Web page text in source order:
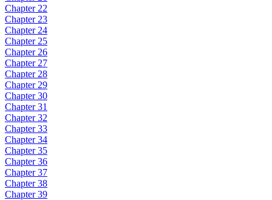
Chapter 22
Chapter 23
Chapter 24
Chapter 25
Chapter 26
Chapter 27
Chapter 28
Chapter 29
Chapter 30
Chapter 31
Chapter 32
Chapter 33
Chapter 34
Chapter 35
Chapter 36
Chapter 37
Chapter 38
Chapter 39